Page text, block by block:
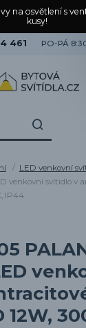
na osvětlení s
kusy!
461 PO-PÁ
LED venkovní
venkovní svítidlo v
IP44
12W,